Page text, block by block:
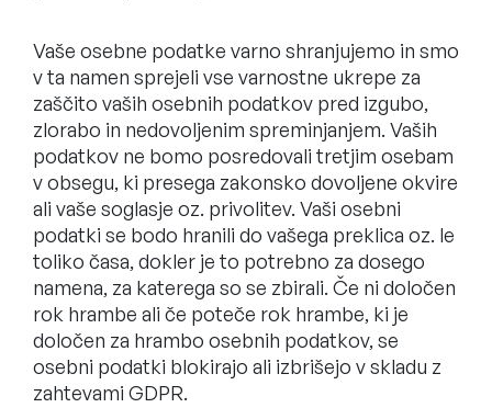
Vaše osebne podatke varno shranjujemo in smo
v ta namen sprejeli vse varnostne ukrepe za
zaščito vaših osebnih podatkov pred izgubo,
zlorabo in nedovoljenim spreminjanjem. Vaših
podatkov ne bomo posredovali tretjim osebam
v obsegu, ki presega zakonsko dovoljene okvire
ali vaše soglasje oz. privolitev. Vaši osebni
podatki se bodo hranili do vašega preklica oz. le
toliko časa, dokler je to potrebno za dosego
namena, za katerega so se zbirali. Če ni določen
rok hrambe ali če poteče rok hrambe, ki je
določen za hrambo osebnih podatkov, se
osebni podatki blokirajo ali izbrišejo v skladu z
zahtevami GDPR.